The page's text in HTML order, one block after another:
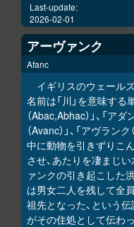
Last-update:
2026-02-01
アーヴァンク
Afanc
イギリスのウェール
名前は「川」を意味する
（Abac,Abhac）」、「ア
（Avanc）」、「アヴラ
中に動物を引きずりこ
させ、あたりを凄まじ
ァンクの引き起こした
は男女二人を残して全
祖先となった、という
がその住処として伝わっ